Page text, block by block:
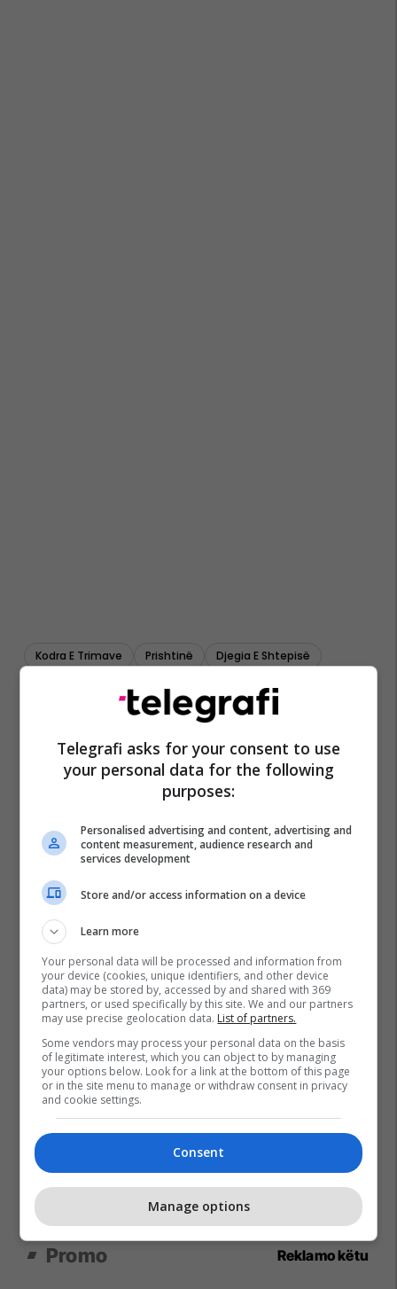
Kodra E Trimave Prishtinë Djegia E Shtepisë
Promo Reklamo këtu
Telegrafi asks for your consent to use
your personal data for the following
purposes:
Personalised advertising and content, advertising and
content measurement, audience research and
services development
Store and/or access information on a device
Learn more
Your personal data will be processed and information from
your device (cookies, unique identifiers, and other device
data) may be stored by, accessed by and shared with 369
partners, or used specifically by this site. We and our partners
may use precise geolocation data. List of partners.
Some vendors may process your personal data on the basis
of legitimate interest, which you can object to by managing
your options below. Look for a link at the bottom of this page
or in the site menu to manage or withdraw consent in privacy
and cookie settings.
Consent
Manage options